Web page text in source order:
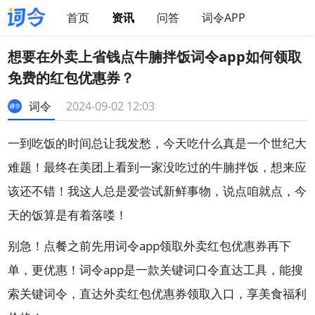
首页 资讯 问答 词令APP
想要在外卖上省钱点牛腩拌饭词令app如何领取
免费的红包优惠券？
词令 2024-09-02 12:03
一到吃饭的时间总让我发愁，今天吃什么真是一个世纪大
难题！最终在美团上看到一家没吃过的牛腩拌饭，想来应
该还不错！我这人总是爱尝试新鲜事物，说点咱就点，今
天的饭算是有着落喽！
别急！点餐之前先用词令app领取外卖红包优惠券再下
单，更优惠！词令app是一款关键词口令直达工具，能搜
索关键词令，直达外卖红包优惠券领取入口，享美食福利